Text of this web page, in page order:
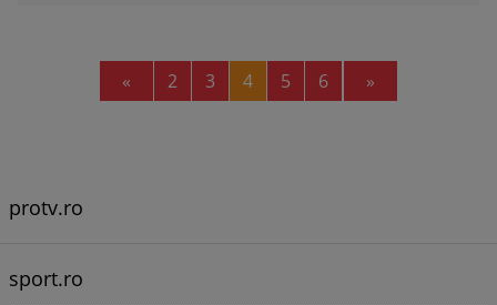
« Previous
2 3 4 5 6 »
protv.ro
sport.ro